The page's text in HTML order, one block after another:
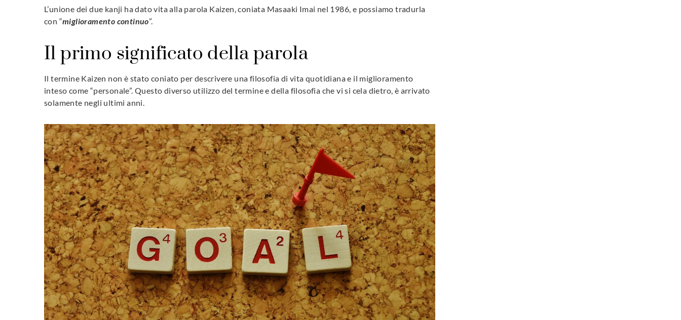
L’unione dei due kanji ha dato vita alla parola Kaizen, coniata Masaaki Imai nel 1986, e possiamo tradurla
con “miglioramento continuo”.
Il primo significato della parola
Il termine Kaizen non è stato coniato per descrivere una filosofia di vita quotidiana e il miglioramento
inteso come “personale”. Questo diverso utilizzo del termine e della filosofia che vi si cela dietro, è arrivato
solamente negli ultimi anni.